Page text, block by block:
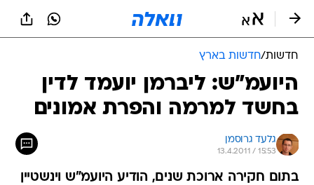
חדשות/חדשות בארץ
היועמ"ש: ליברמן יועמד לדין
בחשד למרמה והפרת אמונים
גלעד גרוסמן
13.4.2011 / 15:53
בתום חקירה ארוכת שנים, הודיע היועמ"ש וינשטיין